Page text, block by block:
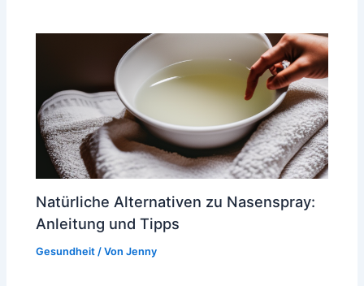
Natürliche Alternativen zu Nasenspray:
Anleitung und Tipps
Gesundheit / VonJenny